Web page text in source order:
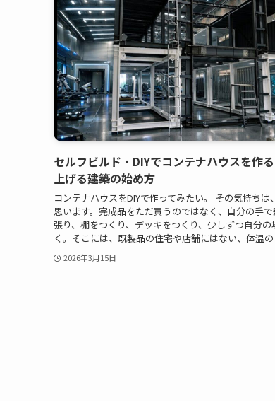
セルフビルド・DIYでコンテナハウスを作
上げる建築の始め方
コンテナハウスをDIYで作ってみたい。 その気持ちは
思います。完成品をただ買うのではなく、自分の手
張り、棚をつくり、デッキをつくり、少しずつ自分の
く。そこには、既製品の住宅や店舗にはない、体温の
2026年3月15日